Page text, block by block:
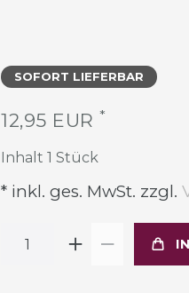
SOFORT LIEFERBAR
12,95 EUR *
Inhalt 1 Stück
* inkl. ges. MwSt. zzgl.